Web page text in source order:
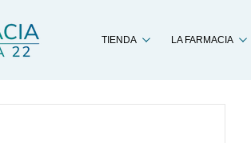
TIENDA LA FARMACIA